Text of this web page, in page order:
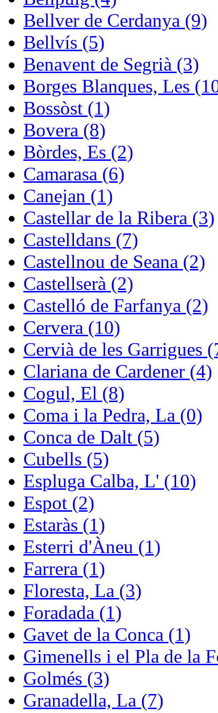
Bellver de Cerdanya (9)
Bellvís (5)
Benavent de Segrià (3)
Borges Blanques, Les
Bossòst (1)
Bovera (8)
Bòrdes, Es (2)
Camarasa (6)
Canejan (1)
Castellar de la Ribera (3)
Castelldans (7)
Castellnou de Seana (2)
Castellserà (2)
Castelló de Farfanya (2)
Cervera (10)
Cervià de les Garrigues
Clariana de Cardener (4)
Cogul, El (8)
Coma i la Pedra, La (0)
Conca de Dalt (5)
Cubells (5)
Espluga Calba, L' (10)
Espot (2)
Estaràs (1)
Esterri d'Àneu (1)
Farrera (1)
Floresta, La (3)
Foradada (1)
Gavet de la Conca (1)
Gimenells i el Pla de la
Golmés (3)
Granadella, La (7)